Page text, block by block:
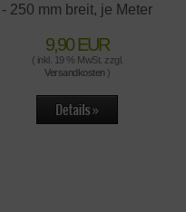
- 250 mm breit, je Meter
9,90 EUR
( inkl. 19 % MwSt. zzgl.
Versandkosten )